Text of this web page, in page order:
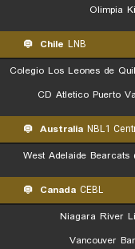
Olimpia
Chile LNB
Colegio Los Leones de
CD Atletico Puerto
Australia NBL1
West Adelaide Bearcats
Canada CEBL
Niagara River
Vancouver